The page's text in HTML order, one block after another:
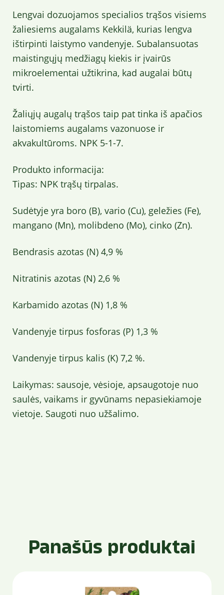
Lengvai dozuojamos specialios trąšos visiems
žaliesiems augalams Kekkilä, kurias lengva
ištirpinti laistymo vandenyje. Subalansuotas
maistingųjų medžiagų kiekis ir įvairūs
mikroelementai užtikrina, kad augalai būtų
tvirti.
Žaliųjų augalų trąšos taip pat tinka iš apačios
laistomiems augalams vazonuose ir
akvakultūroms. NPK 5-1-7.
Produkto informacija:
Tipas: NPK trąšų tirpalas.
Sudėtyje yra boro (B), vario (Cu), geležies (Fe),
mangano (Mn), molibdeno (Mo), cinko (Zn).
Bendrasis azotas (N) 4,9 %
Nitratinis azotas (N) 2,6 %
Karbamido azotas (N) 1,8 %
Vandenyje tirpus fosforas (P) 1,3 %
Vandenyje tirpus kalis (K) 7,2 %.
Laikymas: sausoje, vėsioje, apsaugotoje nuo
saulės, vaikams ir gyvūnams nepasiekiamoje
vietoje. Saugoti nuo užšalimo.
Panašūs produktai